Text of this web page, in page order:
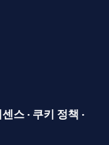
스· 쿠키 정책 ·